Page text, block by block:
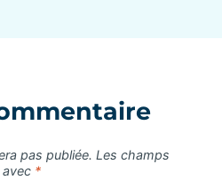
pas publiée. Les champs
*